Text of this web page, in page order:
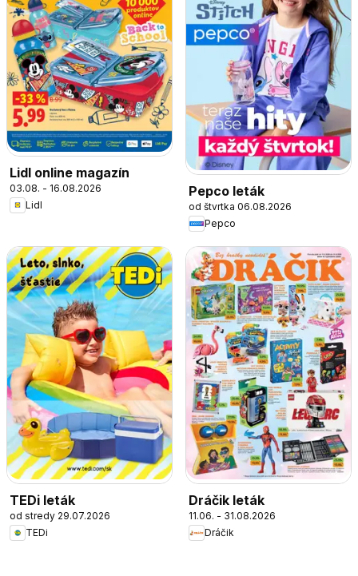
Lidl online magazín
03.08. - 16.08.2026
Lidl
Pepco leták
od štvrtka 06.08.2026
Pepco
TEDi leták
od stredy 29.07.2026
TEDi
Dráčik leták
11.06. - 31.08.2026
Dráčik